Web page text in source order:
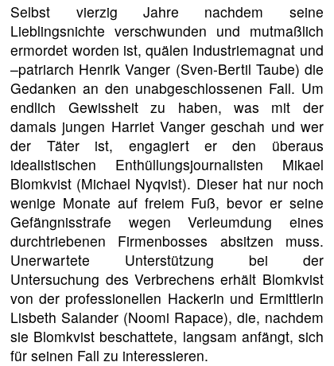
Selbst vierzig Jahre nachdem seine
Lieblingsnichte verschwunden und mutmaßlich
ermordet worden ist, quälen Industriemagnat und
–patriarch Henrik Vanger (Sven-Bertil Taube) die
Gedanken an den unabgeschlossenen Fall. Um
endlich Gewissheit zu haben, was mit der
damals jungen Harriet Vanger geschah und wer
der Täter ist, engagiert er den überaus
idealistischen Enthüllungsjournalisten Mikael
Blomkvist (Michael Nyqvist). Dieser hat nur noch
wenige Monate auf freiem Fuß, bevor er seine
Gefängnisstrafe wegen Verleumdung eines
durchtriebenen Firmenbosses absitzen muss.
Unerwartete Unterstützung bei der
Untersuchung des Verbrechens erhält Blomkvist
von der professionellen Hackerin und Ermittlerin
Lisbeth Salander (Noomi Rapace), die, nachdem
sie Blomkvist beschattete, langsam anfängt, sich
für seinen Fall zu interessieren.